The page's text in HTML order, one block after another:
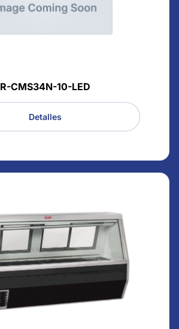
R-CMS34N-10-LED
Detalles